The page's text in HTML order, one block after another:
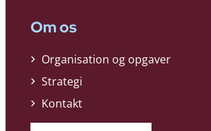
Om os
Organisation og opgaver
Strategi
Kontakt